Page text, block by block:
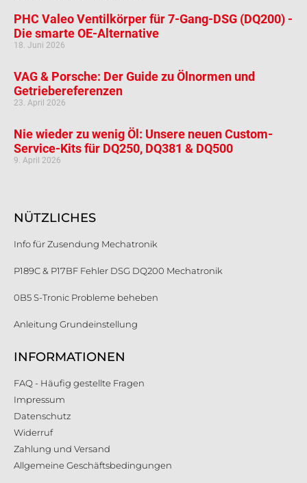
PHC Valeo Ventilkörper für 7-Gang-DSG (DQ200) -
Die smarte OE-Alternative
18. Juni 2026
VAG & Porsche: Der Guide zu Ölnormen und
Getriebereferenzen
23. April 2026
Nie wieder zu wenig Öl: Unsere neuen Custom-
Service-Kits für DQ250, DQ381 & DQ500
9. April 2026
NÜTZLICHES
Info für Zusendung Mechatronik
P189C & P17BF Fehler DSG DQ200 Mechatronik
0B5 S-Tronic Probleme beheben
Anleitung Grundeinstellung
INFORMATIONEN
FAQ - Häufig gestellte Fragen
Impressum
Datenschutz
Widerruf
Zahlung und Versand
Allgemeine Geschäftsbedingungen